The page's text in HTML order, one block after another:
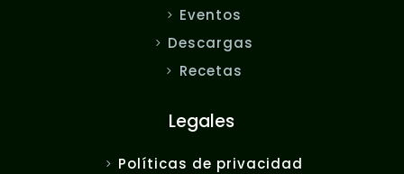
Eventos
Descargas
Recetas
Legales
Políticas de privacidad